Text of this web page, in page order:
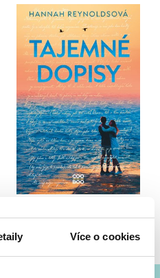
Více o cookies
Tajemné dopisy